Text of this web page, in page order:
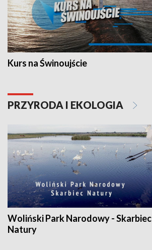
Kurs na Świnoujście
PRZYRODA I EKOLOGIA
Woliński Park Narodowy - Skarbiec
Natury